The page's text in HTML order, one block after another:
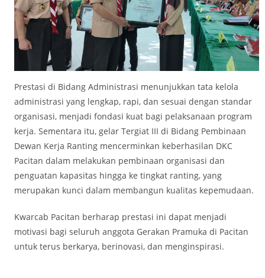
Prestasi di Bidang Administrasi menunjukkan tata kelola
administrasi yang lengkap, rapi, dan sesuai dengan standar
organisasi, menjadi fondasi kuat bagi pelaksanaan program
kerja. Sementara itu, gelar Tergiat III di Bidang Pembinaan
Dewan Kerja Ranting mencerminkan keberhasilan DKC
Pacitan dalam melakukan pembinaan organisasi dan
penguatan kapasitas hingga ke tingkat ranting, yang
merupakan kunci dalam membangun kualitas kepemudaan.
Kwarcab Pacitan berharap prestasi ini dapat menjadi
motivasi bagi seluruh anggota Gerakan Pramuka di Pacitan
untuk terus berkarya, berinovasi, dan menginspirasi.